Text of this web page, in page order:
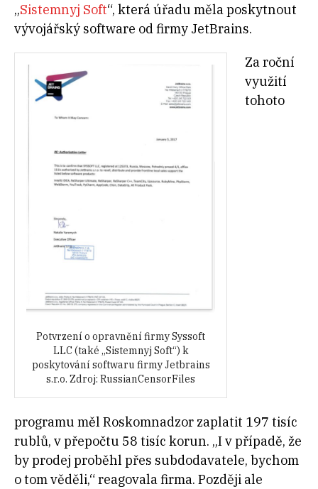
„Sistemnyj Soft“, která úřadu měla poskytnout
vývojářský software od firmy JetBrains.
Potvrzení o opravnění firmy Syssoft
LLC (také „Sistemnyj Soft“) k
poskytování softwaru firmy Jetbrains
s.r.o. Zdroj: RussianCensorFiles
Za roční
využití
tohoto
programu měl Roskomnadzor zaplatit 197 tisíc
rublů, v přepočtu 58 tisíc korun. „I v případě, že
by prodej proběhl přes subdodavatele, bychom
o tom věděli,“ reagovala firma. Později ale